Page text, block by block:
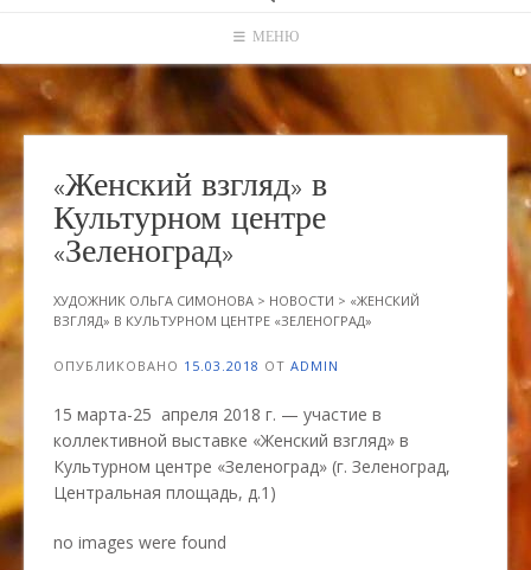
МЕНЮ
«Женский взгляд» в
Культурном центре
«Зеленоград»
ХУДОЖНИК ОЛЬГА СИМОНОВА > НОВОСТИ > «ЖЕНСКИЙ
ВЗГЛЯД» В КУЛЬТУРНОМ ЦЕНТРЕ «ЗЕЛЕНОГРАД»
ОПУБЛИКОВАНО 15.03.2018 ОТ ADMIN
15 марта-25 апреля 2018 г. — участие в
коллективной выставке «Женский взгляд» в
Культурном центре «Зеленоград» (г. Зеленоград,
Центральная площадь, д.1)
no images were found